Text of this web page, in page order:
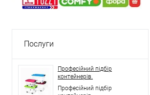
Послуги
Професійний підбір
контейнерів.
Професійний підбір